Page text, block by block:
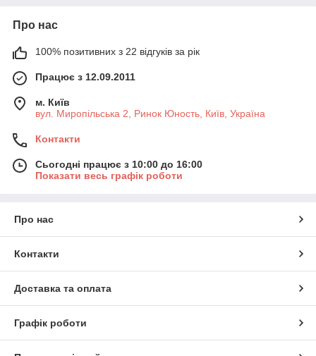
Про нас
100% позитивних з 22 відгуків за рік
Працює з 12.09.2011
м. Київ
вул. Миропільська 2, Ринок Юность, Київ, Україна
Контакти
Сьогодні працює з 10:00 до 16:00
Показати весь графік роботи
Про нас
Контакти
Доставка та оплата
Графік роботи